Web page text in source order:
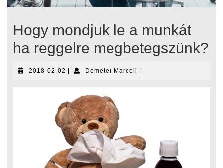
Hogy mondjuk le a munkát
ha reggelre megbetegszünk?
2018-02-02 2018-
| Demeter Marcell Demeter
|